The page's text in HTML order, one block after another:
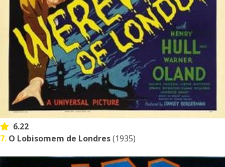
6.22
7. O Lobisomem de Londres(1935)